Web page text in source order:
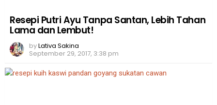
Resepi Putri Ayu Tanpa Santan, Lebih Tahan
Lama dan Lembut!
byLativa Sakina
September 29, 2017, 3:38 pm